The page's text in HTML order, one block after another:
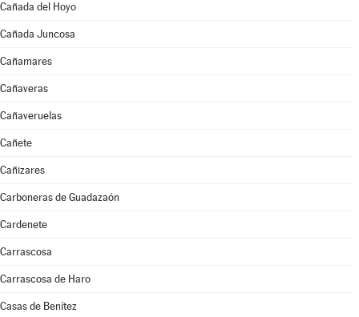
Cañada del Hoyo
Cañada Juncosa
Cañamares
Cañaveras
Cañaveruelas
Cañete
Cañizares
Carboneras de Guadazaón
Cardenete
Carrascosa
Carrascosa de Haro
Casas de Benítez